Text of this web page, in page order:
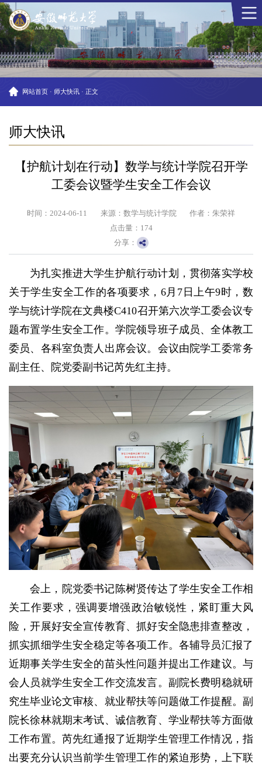
网站首页 · 师大快讯 · 正文
师大快讯
【护航计划在行动】数学与统计学院召开学
工委会议暨学生安全工作会议
时间：2024-06-11 来源：数学与统计学院
作者：朱荣祥
点击量： 174
分享：
为扎实推进大学生护航行动计划，贯彻落实学校
关于学生安全工作的各项要求，6月7日上午9时，数
学与统计学院在文典楼C410召开第六次学工委会议专
题布置学生安全工作。学院领导班子成员、全体教工
委员、各科室负责人出席会议。会议由院学工委常务
副主任、院党委副书记芮先红主持。
会上，院党委书记陈树贤传达了学生安全工作相
关工作要求，强调要增强政治敏锐性，紧盯重大风
险，开展好安全宣传教育、抓好安全隐患排查整改，
抓实抓细学生安全稳定等各项工作。各辅导员汇报了
近期事关学生安全的苗头性问题并提出工作建议。与
会人员就学生安全工作交流发言。副院长费明稳就研
究生毕业论文审核、就业帮扶等问题做工作提醒。副
院长徐林就期末考试、诚信教育、学业帮扶等方面做
工作布置。芮先红通报了近期学生管理工作情况，指
出要充分认识当前学生管理工作的紧迫形势，上下联